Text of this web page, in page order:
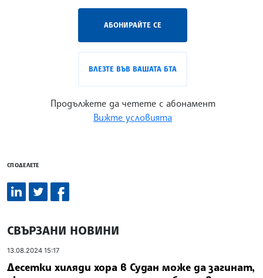
АБОНИРАЙТЕ СЕ
ВЛЕЗТЕ ВЪВ ВАШАТА БТА
Продължете да четете с абонамент
Вижте условията
СПОДЕЛЕТЕ
СВЪРЗАНИ НОВИНИ
13.08.2024 15:17
Десетки хиляди хора в Судан може да загинат,